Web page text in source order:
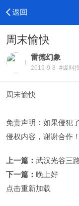
周末愉快
雷德幻象
2019-9-8 #爆料
周末愉快
免责声明：如果侵犯
侵权内容，谢谢合作！
上一篇： 武汉光谷三
下一篇： 晚上好
点击重新加载